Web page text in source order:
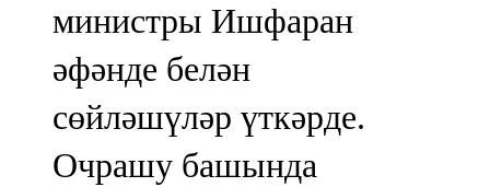
министры Ишфаран
әфәнде белән
сөйләшүләр үткәрде.
Очрашу башында